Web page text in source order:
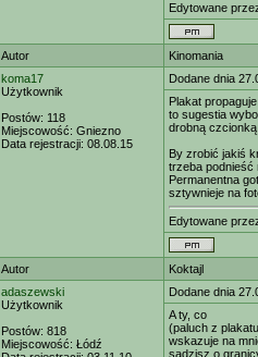
Edytowane
Autor
Kinomania
koma17
Użytkownik
Postów: 118
Miejscowość: Gniezno
Data rejestracji: 08.08.15
Dodane dnia
Plakat
to sugestia
drobną
By zrobić jakiś
trzeba podnieść
Permanentna
sztywnieje na
Edytowane
Autor
Koktajl
adaszewski
Użytkownik
Postów: 818
Miejscowość: Łódź
Dodane dnia
A ty, co
(paluch z plakatu
wskazuje na
sądzisz o